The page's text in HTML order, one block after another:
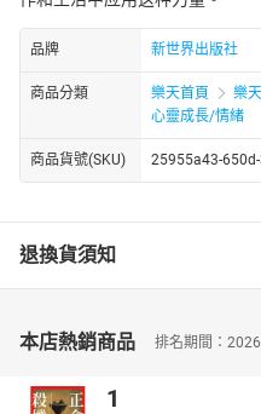
品牌 新世界出版社
商品分類 樂天首頁 樂
心靈成長/情緒
商品貨號(SKU) 25955a43-
退換貨須知
本店熱銷商品 排名期間：
1